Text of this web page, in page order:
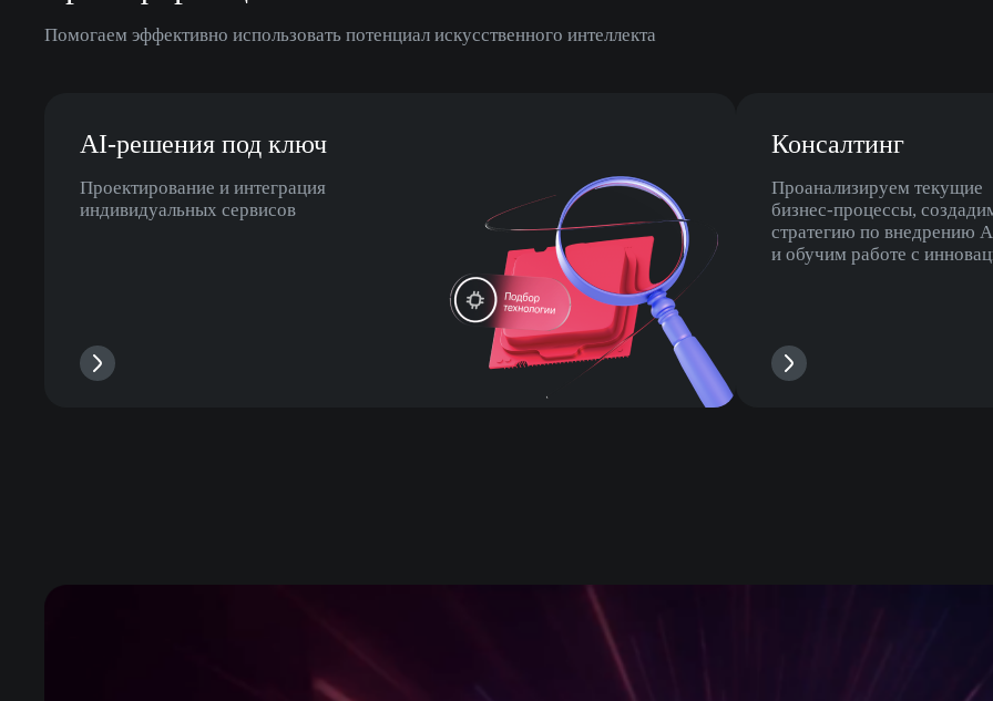
Помогаем эффективно использовать потенциал искусственного интеллекта
AI-решения под ключ
Проектирование и интеграция
индивидуальных сервисов
Консалтинг
Проанализируем текущие
бизнес-процессы,
стратегию по внедрению
и обучим работе с